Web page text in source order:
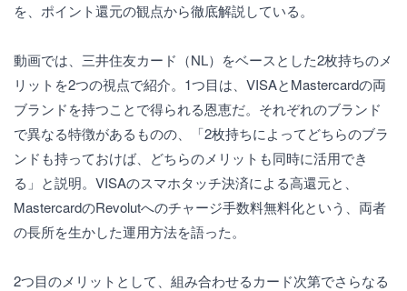
を、ポイント還元の観点から徹底解説している。
動画では、三井住友カード（NL）をベースとした2枚持ちのメ
リットを2つの視点で紹介。1つ目は、VISAとMastercardの両
ブランドを持つことで得られる恩恵だ。それぞれのブランド
で異なる特徴があるものの、「2枚持ちによってどちらのブラ
ンドも持っておけば、どちらのメリットも同時に活用でき
る」と説明。VISAのスマホタッチ決済による高還元と、
MastercardのRevolutへのチャージ手数料無料化という、両者
の長所を生かした運用方法を語った。
2つ目のメリットとして、組み合わせるカード次第でさらなる